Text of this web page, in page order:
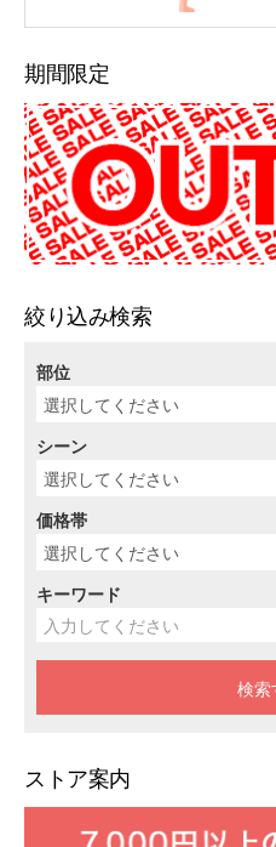
期間限定
絞り込み検索
部位
シーン
価格帯
キーワード
ストア案内